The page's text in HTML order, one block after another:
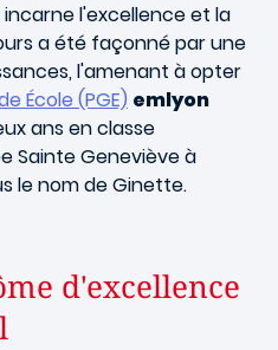
incarne l'excellence et la
a été façonné par une
l'amenant à opter
École (PGE) emlyon
ans en classe
Sainte Geneviève à
le nom de Ginette.
d'excellence